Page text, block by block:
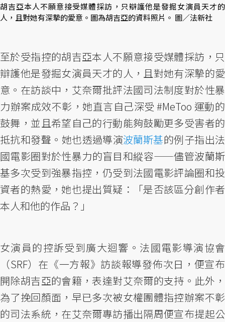
胡吉亞本人不願意接受媒體採訪，只辯護他是發掘女演員天才的
人，且對她有深摯的愛意。圖為胡吉亞的資料照片。 圖／法新社
至於受指控的胡吉亞本人不願意接受媒體採訪，只
辯護他是發掘女演員天才的人，且對她有深摯的愛
意。在訪談中，艾奈爾批評法國司法制度對於性暴
力辦案成效不彰，她直言自己深受 #MeToo 運動的
鼓舞，並且希望自己的行動能夠鼓勵更多受害者的
抵抗和發聲。她也透過導演波蘭斯基的例子指出法
國電影圈對於性暴力的盲目和縱容——儘管波蘭斯
基多次受到強暴指控，仍受到法國電影評論圈和投
資者的熱愛，她也提出質疑：「是否該區分創作者
本人和他的作品？」
女演員的控訴受到廣大迴響。法國電影導演協會
（SRF）在《一方報》訪談報導發佈次日，便宣布
開除胡吉亞的會籍，表達對艾奈爾的支持。此外，
為了挽回顏面，早已多次被女權團體指控辦案不彰
的司法系統，在艾奈爾專訪播出隔周便宣布提起公